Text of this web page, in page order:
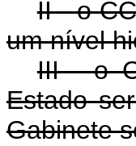
II - o
um nível
III - o
Estado
Gabinete